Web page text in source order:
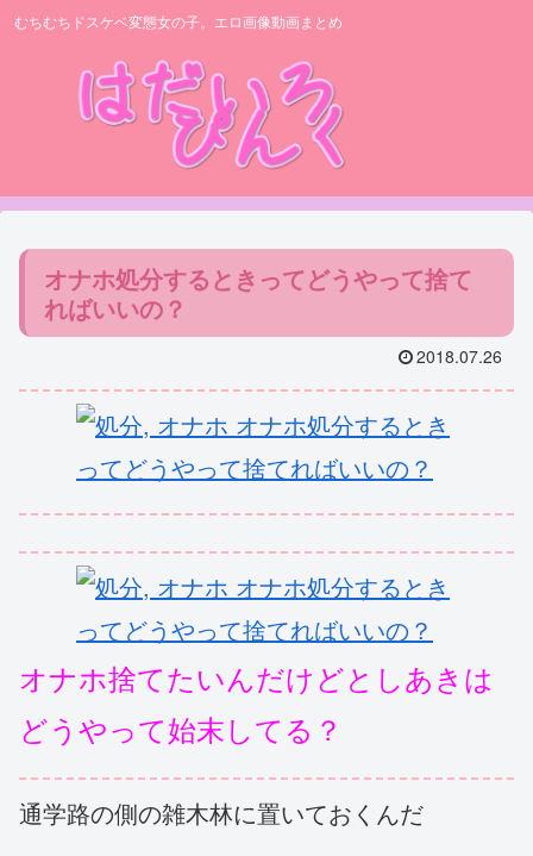
むちむちドスケベ変態女の子。エロ画像動画まとめ
オナホ処分するときってどうやって捨て
ればいいの？
2018.07.26
オナホ捨てたいんだけどとしあきは
どうやって始末してる？
通学路の側の雑木林に置いておくんだ